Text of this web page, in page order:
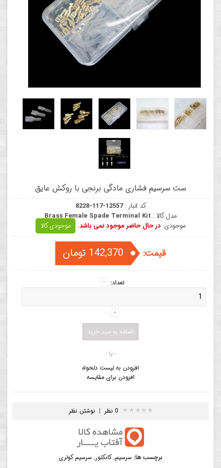
ست سرسیم فشاری مادگی برنجی با روکش عایق
کد انبار :8228-117-12557
مدل کالا : Brass Female Spade Terminal Kit
موجودی: در حال حاضر موجود نمی باشد. موجودی کالا
قیمت: 142,370 تومان
تعداد:
- یا -
افزودن به لیست دلخواه
افزودن برای مقایسه
0 نظر | نوشتن نظر
برچسب ها: سرسیم,کانکتور, سرسیم کولری